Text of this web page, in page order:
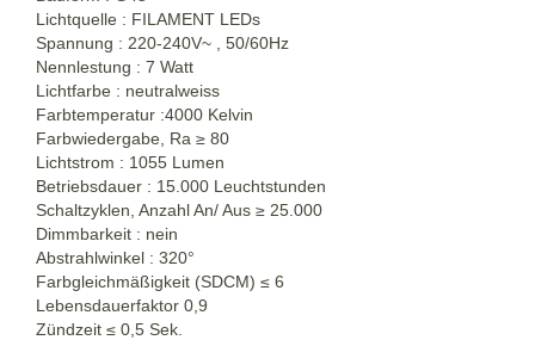
Lichtquelle : FILAMENT LEDs
Spannung : 220-240V~ , 50/60Hz
Nennlestung : 7 Watt
Lichtfarbe : neutralweiss
Farbtemperatur :4000 Kelvin
Farbwiedergabe, Ra ≥ 80
Lichtstrom : 1055 Lumen
Betriebsdauer : 15.000 Leuchtstunden
Schaltzyklen, Anzahl An/ Aus ≥ 25.000
Dimmbarkeit : nein
Abstrahlwinkel : 320°
Farbgleichmäßigkeit (SDCM) ≤ 6
Lebensdauerfaktor 0,9
Zündzeit ≤ 0,5 Sek.